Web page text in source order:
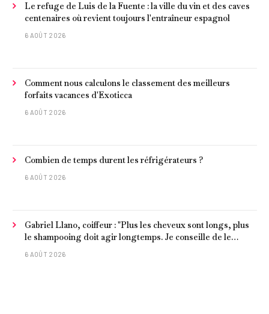
Le refuge de Luis de la Fuente : la ville du vin et des caves
centenaires où revient toujours l'entraîneur espagnol
6 AOÛT 2026
Comment nous calculons le classement des meilleurs
forfaits vacances d'Exoticca
6 AOÛT 2026
Combien de temps durent les réfrigérateurs ?
6 AOÛT 2026
Gabriel Llano, coiffeur : "Plus les cheveux sont longs, plus
le shampooing doit agir longtemps. Je conseille de le
laisser entre 1 et 3 minutes."
6 AOÛT 2026